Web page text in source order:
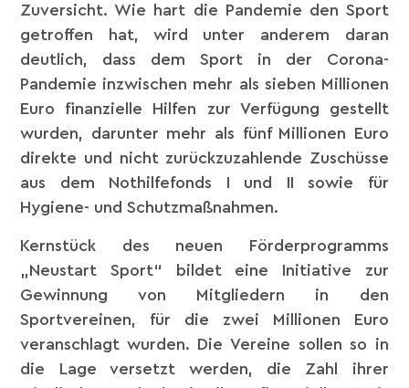
Zuversicht. Wie hart die Pandemie den Sport
getroffen hat, wird unter anderem daran
deutlich, dass dem Sport in der Corona-
Pandemie inzwischen mehr als sieben Millionen
Euro finanzielle Hilfen zur Verfügung gestellt
wurden, darunter mehr als fünf Millionen Euro
direkte und nicht zurückzuzahlende Zuschüsse
aus dem Nothilfefonds I und II sowie für
Hygiene- und Schutzmaßnahmen.
Kernstück des neuen Förderprogramms
„Neustart Sport“ bildet eine Initiative zur
Gewinnung von Mitgliedern in den
Sportvereinen, für die zwei Millionen Euro
veranschlagt wurden. Die Vereine sollen so in
die Lage versetzt werden, die Zahl ihrer